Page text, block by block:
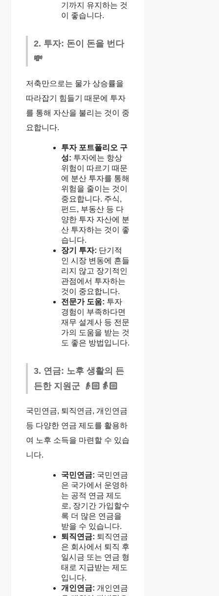
기까지 유지하는 것
이 좋습니다.
2. 투자: 돈이 돈을 번다
💸
저축만으로는 물가 상승률을
따라잡기 힘들기 때문에 투자
를 통해 자산을 불리는 것이 중
요합니다.
투자 포트폴리오 구
성: 투자에는 항상
위험이 따르기 때문
에 분산 투자를 통해
위험을 줄이는 것이
중요합니다. 주식,
펀드, 부동산 등 다
양한 투자 자산에 분
산 투자하는 것이 좋
습니다.
장기 투자: 단기적
인 시장 변동에 흔들
리지 않고 장기적인
관점에서 투자하는
것이 중요합니다.
전문가 도움: 투자
경험이 부족하다면
재무 설계사 등 전문
가의 도움을 받는 것
도 좋은 방법입니다.
3. 연금: 노후 생활의 든
든한 지원군 👴🏻👵🏻
국민연금, 퇴직연금, 개인연금
등 다양한 연금 제도를 활용하
여 노후 소득을 마련할 수 있습
니다.
국민연금: 국민연금
은 국가에서 운영하
는 공적 연금 제도
로, 장기간 가입할수
록 더 많은 연금을
받을 수 있습니다.
퇴직연금: 퇴직연금
은 회사에서 퇴직 후
일시금 또는 연금 형
태로 지급받는 제도
입니다.
개인연금: 개인연금